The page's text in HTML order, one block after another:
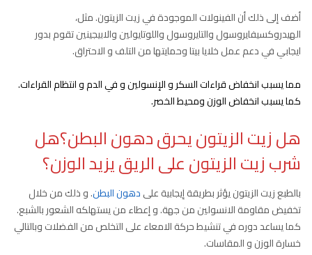
أضف إلى ذلك أن الفينولات الموجودة في زيت الزيتون. مثل،
الهيدروكسيفايروسول والتايروسول واللوتايولين والابيجينين تقوم بدور
ايجابي في دعم عمل خلايا بيتا وحمايتها من التلف و الاحتراق.
مما يسبب انخفاض قراءات السكر و الإنسولين و في الدم و انتظام القراءات.
كما يسبب انخفاض الوزن ومحيط الخصر.
هل زيت الزيتون يحرق دهون البطن؟هل
شرب زيت الزيتون على الريق يزيد الوزن؟
بالطبع زيت الزيتون يؤثر بطريقة إيجابية علىدهون البطن. و ذلك من خلال
تخفيض مقاومة الانسولين من جهة. و إعطاء من يستهلكه الشعور بالشبع.
كما يساعد دوره في تنشيط حركة الامعاء على التخلص من الفضلات وبالتالي
خسارة الوزن و المقاسات.